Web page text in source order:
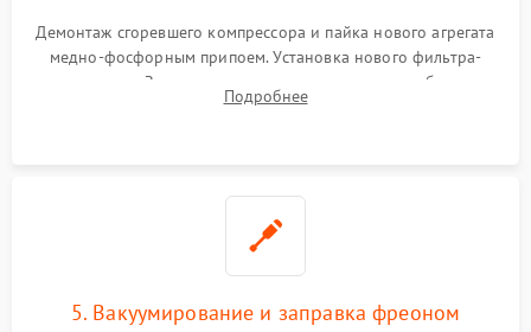
Демонтаж сгоревшего компрессора и пайка нового агрегата
медно-фосфорным припоем. Установка нового фильтра-
осушителя. Замена изношенных вентиляторов обдува,
сломанных заслонок или поврежденных дверных петель.
Подробнее
5. Вакуумирование и заправка фреоном